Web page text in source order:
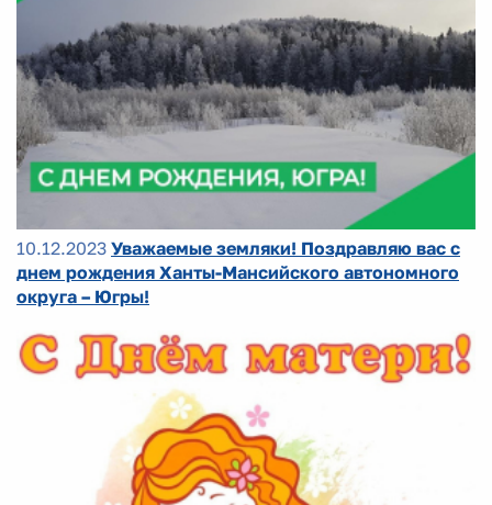
10.12.2023 Уважаемые земляки! Поздравляю вас с
днем рождения Ханты-Мансийского автономного
округа – Югры!